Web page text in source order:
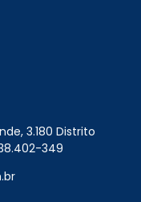
3.180 Distrito
349